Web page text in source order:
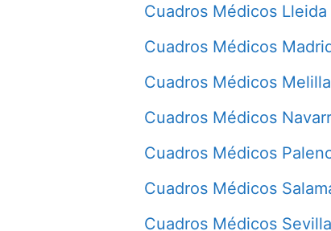
Cuadros Médicos Lleida
Cuadros Médicos
Cuadros Médicos Melilla
Cuadros Médicos
Cuadros Médicos
Cuadros Médicos
Cuadros Médicos Sevilla